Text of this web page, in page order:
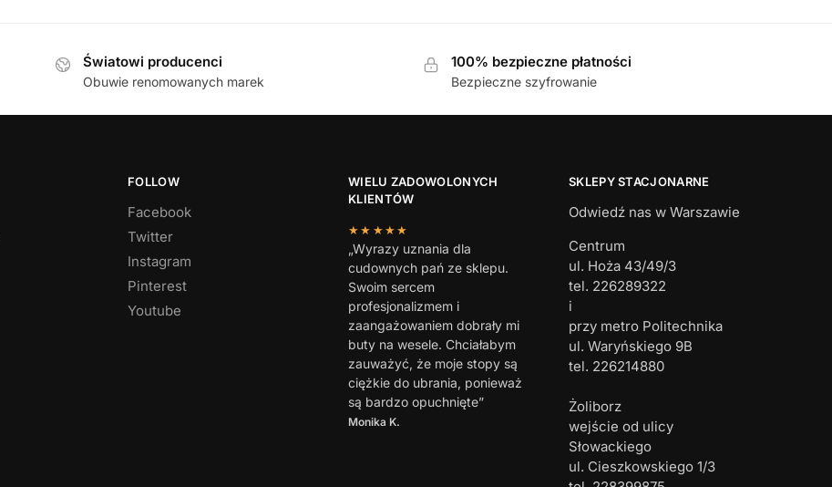
Światowi producenci
Obuwie renomowanych marek
100% bezpieczne płatności
Bezpieczne szyfrowanie
FOLLOW
Facebook
Twitter
Instagram
Pinterest
Youtube
WIELU ZADOWOLONYCH
KLIENTÓW
★★★★★
„Wyrazy uznania dla
cudownych pań ze sklepu.
Swoim sercem
profesjonalizmem i
zaangażowaniem dobrały mi
buty na wesele. Chciałabym
zauważyć, że moje stopy są
ciężkie do ubrania, ponieważ
są bardzo opuchnięte”
Monika K.
SKLEPY STACJONARNE
Odwiedź nas w Warszawie
Centrum
ul. Hoża 43/49/3
tel. 226289322
i
przy metro Politechnika
ul. Waryńskiego 9B
tel. 226214880
Żoliborz
wejście od ulicy
Słowackiego
ul. Cieszkowskiego 1/3